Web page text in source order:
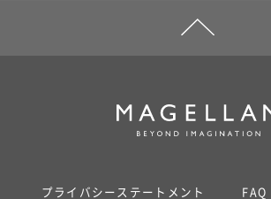
プライバシーステートメント FAQ